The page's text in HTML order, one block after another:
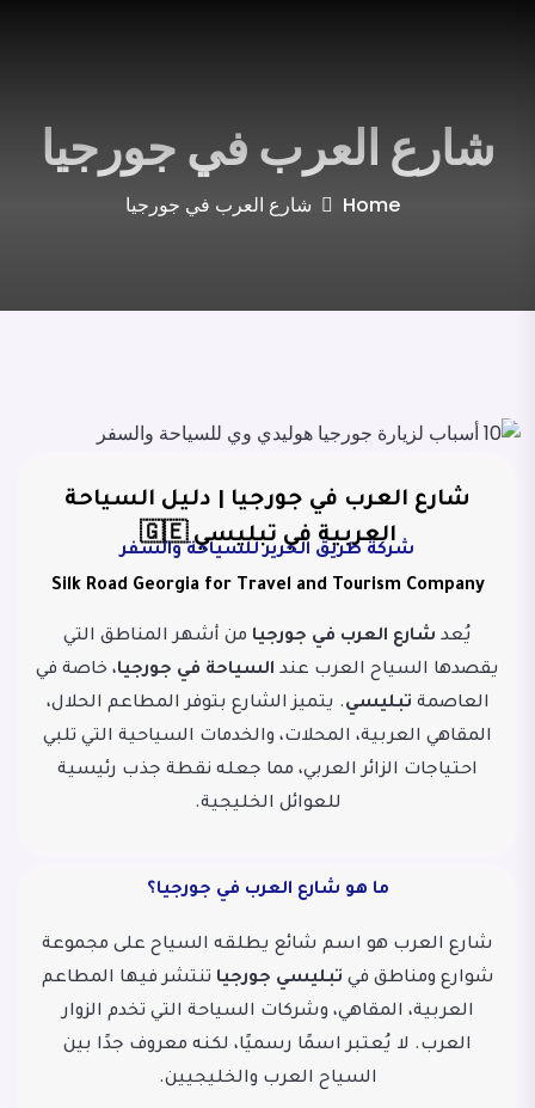
شارع العرب في جورجيا
Home شارع العرب في جورجيا
شارع العرب في جورجيا | دليل السياحة
العربية في تبليسي 🇬🇪
شركة طريق الحرير للسياحة والسفر
Silk Road Georgia for Travel and Tourism Company
يُعد شارع العرب في جورجيا من أشهر المناطق التي
يقصدها السياح العرب عند السياحة في جورجيا، خاصة في
العاصمة تبليسي. يتميز الشارع بتوفر المطاعم الحلال،
المقاهي العربية، المحلات، والخدمات السياحية التي تلبي
احتياجات الزائر العربي، مما جعله نقطة جذب رئيسية
للعوائل الخليجية.
ما هو شارع العرب في جورجيا؟
شارع العرب هو اسم شائع يطلقه السياح على مجموعة
شوارع ومناطق في تبليسي جورجيا تنتشر فيها المطاعم
العربية، المقاهي، وشركات السياحة التي تخدم الزوار
العرب. لا يُعتبر اسمًا رسميًا، لكنه معروف جدًا بين
السياح العرب والخليجيين.